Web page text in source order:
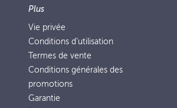
Plus
Vie privée
Conditions d’utilisation
Termes de vente
Conditions générales des
promotions
Garantie